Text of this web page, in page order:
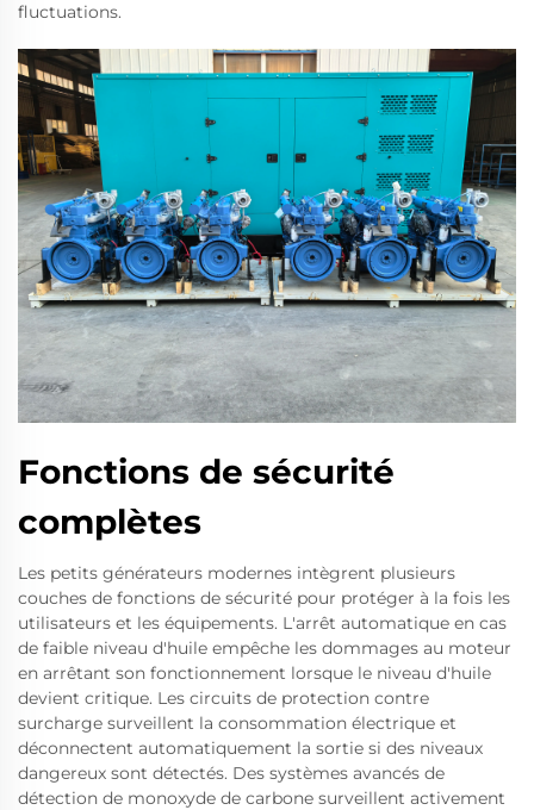
fluctuations.
Fonctions de sécurité
complètes
Les petits générateurs modernes intègrent plusieurs
couches de fonctions de sécurité pour protéger à la fois les
utilisateurs et les équipements. L'arrêt automatique en cas
de faible niveau d'huile empêche les dommages au moteur
en arrêtant son fonctionnement lorsque le niveau d'huile
devient critique. Les circuits de protection contre
surcharge surveillent la consommation électrique et
déconnectent automatiquement la sortie si des niveaux
dangereux sont détectés. Des systèmes avancés de
détection de monoxyde de carbone surveillent activement